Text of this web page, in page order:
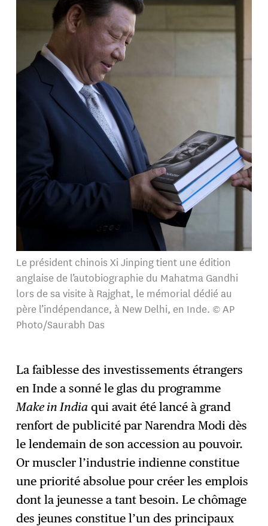
Le président chinois Xi Jinping tient une édition
anglaise de l’autobiographie du Mahatma Gandhi
lors de sa visite à Rajghat, le mémorial dédié au
père l’indépendance, à New Delhi, en Inde. © AP
Photo/Saurabh Das
La faiblesse des investissements étrangers
en Inde a sonné le glas du programme
Make in India qui avait été lancé à grand
renfort de publicité par Narendra Modi dès
le lendemain de son accession au pouvoir.
Or muscler l’industrie indienne constitue
une priorité absolue pour créer les emplois
dont la jeunesse a tant besoin. Le chômage
des jeunes constitue l’un des principaux